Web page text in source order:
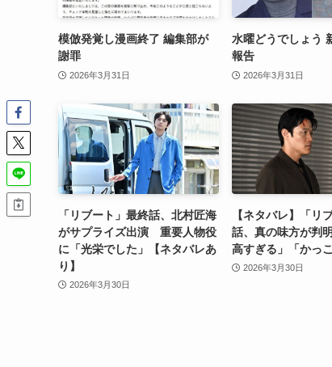
模倣発覚し漫画終了 編集部が
謝罪
2026年3月31日
水曜どうでしょう
報告
2026年3月31日
「リブート」最終話、北村匠海
がサプライズ出演 重要人物役
に「光栄でした」【ネタバレあ
り】
2026年3月30日
【ネタバレ】「リ
話、真の味方が判
高すぎる」「かっ
2026年3月30日